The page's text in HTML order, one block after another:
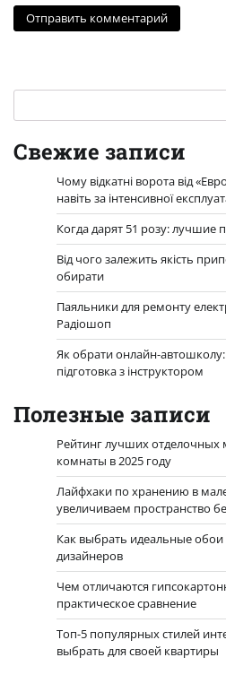
Свежие записи
Чому відкатні ворота від
навіть за інтенсивної
Когда дарят 51 розу: лучшие
Від чого залежить якість
обирати
Паяльники для ремонту
Радіошоп
Як обрати онлайн-
підготовка з інструктором
Полезные записи
Рейтинг лучших отделочных
комнаты в 2025 году
Лайфхаки по хранению в
увеличиваем пространство
Как выбрать идеальные
дизайнеров
Чем отличаются
практическое сравнение
Топ-5 популярных стилей
выбрать для своей квартиры